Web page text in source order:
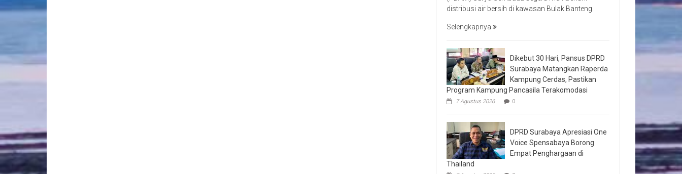
distribusi air bersih di kawasan Bulak Banteng.
Selengkapnya
Dikebut 30 Hari, Pansus DPRD
Surabaya Matangkan Raperda
Kampung Cerdas, Pastikan
Program Kampung Pancasila Terakomodasi
7 Agustus 2026 0
DPRD Surabaya Apresiasi One
Voice Spensabaya Borong
Empat Penghargaan di
Thailand